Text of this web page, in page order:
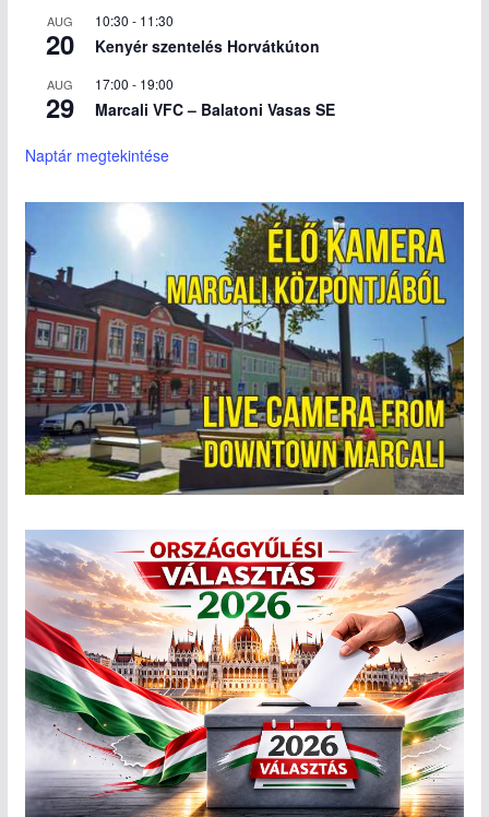
AUG
20
10:30 - 11:30
Kenyér szentelés Horvátkúton
AUG
29
17:00 - 19:00
Marcali VFC – Balatoni Vasas SE
Naptár megtekintése